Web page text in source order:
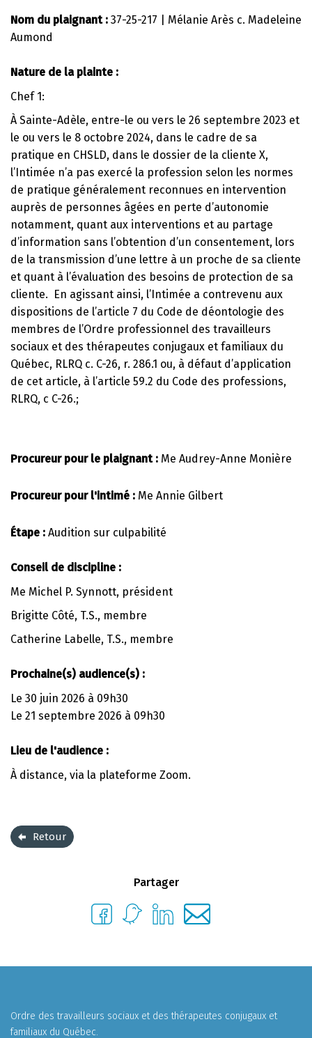
Nom du plaignant : 37-25-217 | Mélanie Arès c. Madeleine
Aumond
Nature de la plainte :
Chef 1:
À Sainte-Adèle, entre-le ou vers le 26 septembre 2023 et
le ou vers le 8 octobre 2024, dans le cadre de sa
pratique en CHSLD, dans le dossier de la cliente X,
l’Intimée n’a pas exercé la profession selon les normes
de pratique généralement reconnues en intervention
auprès de personnes âgées en perte d’autonomie
notamment, quant aux interventions et au partage
d’information sans l’obtention d’un consentement, lors
de la transmission d’une lettre à un proche de sa cliente
et quant à l’évaluation des besoins de protection de sa
cliente. En agissant ainsi, l’Intimée a contrevenu aux
dispositions de l’article 7 du Code de déontologie des
membres de l’Ordre professionnel des travailleurs
sociaux et des thérapeutes conjugaux et familiaux du
Québec, RLRQ c. C-26, r. 286.1 ou, à défaut d’application
de cet article, à l’article 59.2 du Code des professions,
RLRQ, c C-26.;
Procureur pour le plaignant : Me Audrey-Anne Monière
Procureur pour l'intimé : Me Annie Gilbert
Étape : Audition sur culpabilité
Conseil de discipline :
Me Michel P. Synnott, président
Brigitte Côté, T.S., membre
Catherine Labelle, T.S., membre
Prochaine(s) audience(s) :
Le 30 juin 2026 à 09h30
Le 21 septembre 2026 à 09h30
Lieu de l'audience :
À distance, via la plateforme Zoom.
Retour
Partager
Ordre des travailleurs sociaux et des thérapeutes conjugaux et
familiaux du Québec.